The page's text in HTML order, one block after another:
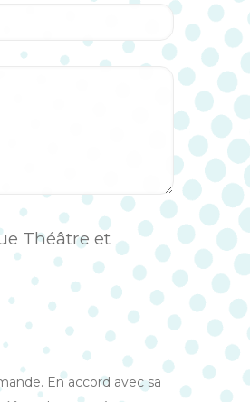
Théâtre et
En accord avec sa